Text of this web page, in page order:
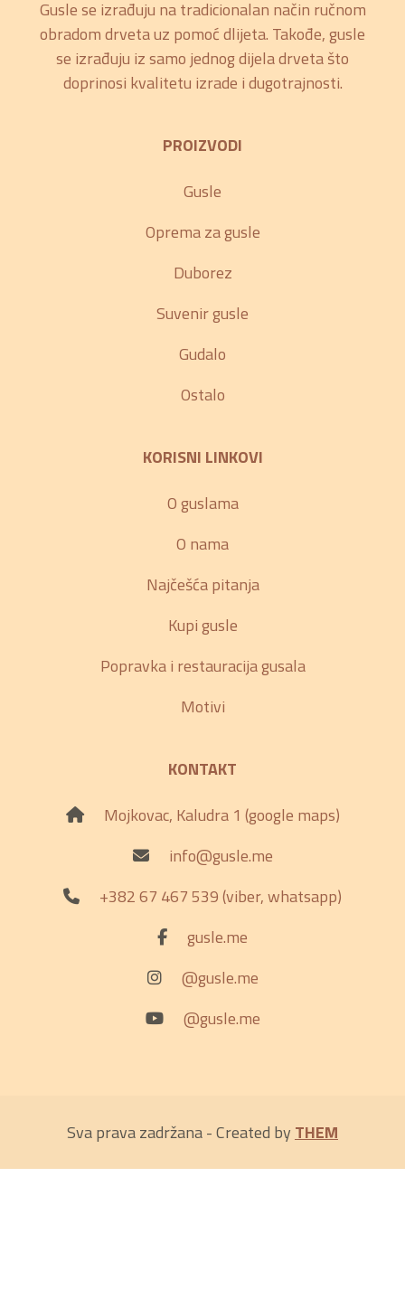
Gusle se izrađuju na tradicionalan način ručnom
obradom drveta uz pomoć dlijeta. Takođe, gusle
se izrađuju iz samo jednog dijela drveta što
doprinosi kvalitetu izrade i dugotrajnosti.
PROIZVODI
Gusle
Oprema za gusle
Duborez
Suvenir gusle
Gudalo
Ostalo
KORISNI LINKOVI
O guslama
O nama
Najčešća pitanja
Kupi gusle
Popravka i restauracija gusala
Motivi
KONTAKT
Mojkovac, Kaludra 1 (google maps)
info@gusle.me
+382 67 467 539 (viber, whatsapp)
gusle.me
@gusle.me
@gusle.me
Sva prava zadržana - Created by THEM